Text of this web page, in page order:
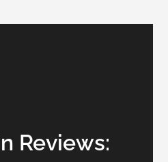
Reviews: